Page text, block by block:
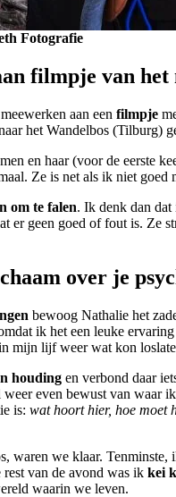
Fotografie
filmpje van het
aan een filmpje
het Wandelbos (Tilburg)
en haar (voor de eerste
Ze is net als ik niet goed
om te falen. Ik denk dan dat
er geen goed of fout is. Ze
over je
bewoog Nathalie het
ik het een leuke
mijn lijf weer wat kon
houding en verbond daar
even bewust van waar
is: wat hoort hier, hoe moet
waren we klaar.
rest van de avond was ik kei
waarin we leven.